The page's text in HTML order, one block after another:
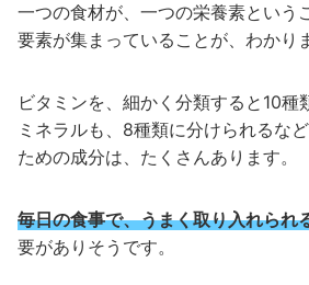
一つの食材が、一つの栄養素という
要素が集まっていることが、わかり
ビタミンを、細かく分類すると10種
ミネラルも、8種類に分けられるな
ための成分は、たくさんあります。
毎日の食事で、うまく取り入れられ
要がありそうです。